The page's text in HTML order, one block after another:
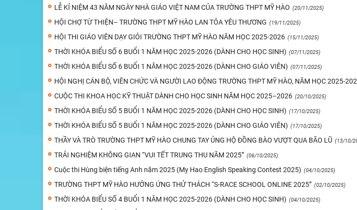
LỄ KỈ NIỆM 43 NĂM NGÀY NHÀ GIÁO VIỆT NAM CỦA TRƯỜNG THPT MỸ HÀO (20/11/2025)
HỘI CHỢ TỪ THIỆN– TRƯỜNG THPT MỸ HÀO LAN TỎA YÊU THƯƠNG (19/11/2025)
HỘI THI GIÁO VIÊN DẠY GIỎI TRƯỜNG THPT MỸ HÀO NĂM HỌC 2025-2026 (15/11/2025)
THỜI KHÓA BIỂU SỐ 6 BUỔI 1 NĂM HỌC 2025-2026 (DÀNH CHO HỌC SINH) (07/11/2025)
THỜI KHÓA BIỂU SỐ 6 BUỔI 1 NĂM HỌC 2025-2026 (DÀNH CHO GIÁO VIÊN) (07/11/2025)
HỘI NGHỊ CÁN BỘ, VIÊN CHỨC VÀ NGƯỜI LAO ĐỘNG TRƯỜNG THPT MỸ HÀO, NĂM HỌC 2025-
CUỘC THI KHOA HỌC KỸ THUẬT DÀNH CHO HỌC SINH NĂM HỌC 2025–2026 (20/10/2025)
THỜI KHÓA BIỂU SỐ 5 BUỔI 1 NĂM HỌC 2025-2026 (DÀNH CHO HỌC SINH) (17/10/2025)
THỜI KHÓA BIỂU SỐ 5 BUỔI 1 NĂM HỌC 2025-2026 (DÀNH CHO GIÁO VIÊN) (17/10/2025)
THẦY VÀ TRÒ TRƯỜNG THPT MỸ HÀO CHUNG TAY ỦNG HỘ ĐỒNG BÀO VƯỢT QUA BÃO LŨ (13/10/
TRẢI NGHIỆM KHÔNG GIAN “VUI TẾT TRUNG THU NĂM 2025” (06/10/2025)
Cuộc thi Hùng biện tiếng Anh năm 2025 (My Hao English Speaking Contest 2025) (04/10/2025)
TRƯỜNG THPT MỸ HÀO HƯỞNG ỨNG THỬ THÁCH “S-RACE SCHOOL ONLINE 2025” (02/10/2025)
THỜI KHÓA BIỂU SỐ 4 BUỔI 1 NĂM HỌC 2025-2026 (DÀNH CHO HỌC SINH) (04/10/2025)